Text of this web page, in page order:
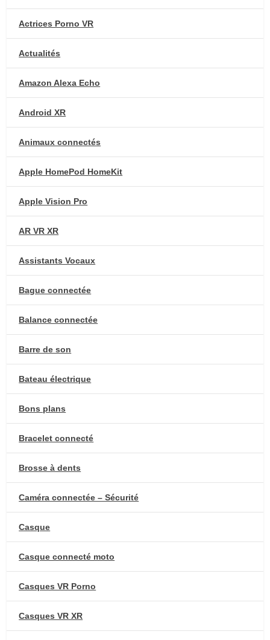
Actrices Porno VR
Actualités
Amazon Alexa Echo
Android XR
Animaux connectés
Apple HomePod HomeKit
Apple Vision Pro
AR VR XR
Assistants Vocaux
Bague connectée
Balance connectée
Barre de son
Bateau électrique
Bons plans
Bracelet connecté
Brosse à dents
Caméra connectée – Sécurité
Casque
Casque connecté moto
Casques VR Porno
Casques VR XR